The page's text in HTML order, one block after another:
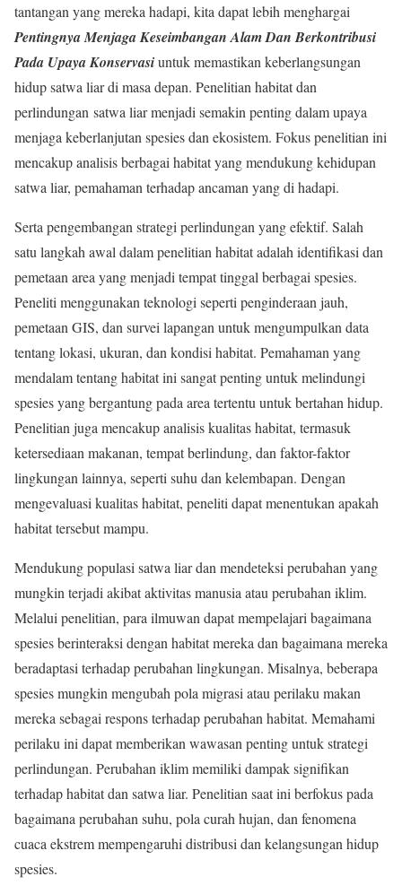
tantangan yang mereka hadapi, kita dapat lebih menghargai
Pentingnya Menjaga Keseimbangan Alam Dan Berkontribusi
Pada Upaya Konservasiuntuk memastikan keberlangsungan
hidup satwa liar di masa depan. Penelitian habitat dan
perlindungan satwa liar menjadi semakin penting dalam upaya
menjaga keberlanjutan spesies dan ekosistem. Fokus penelitian ini
mencakup analisis berbagai habitat yang mendukung kehidupan
satwa liar, pemahaman terhadap ancaman yang di hadapi.
Serta pengembangan strategi perlindungan yang efektif. Salah
satu langkah awal dalam penelitian habitat adalah identifikasi dan
pemetaan area yang menjadi tempat tinggal berbagai spesies.
Peneliti menggunakan teknologi seperti penginderaan jauh,
pemetaan GIS, dan survei lapangan untuk mengumpulkan data
tentang lokasi, ukuran, dan kondisi habitat. Pemahaman yang
mendalam tentang habitat ini sangat penting untuk melindungi
spesies yang bergantung pada area tertentu untuk bertahan hidup.
Penelitian juga mencakup analisis kualitas habitat, termasuk
ketersediaan makanan, tempat berlindung, dan faktor-faktor
lingkungan lainnya, seperti suhu dan kelembapan. Dengan
mengevaluasi kualitas habitat, peneliti dapat menentukan apakah
habitat tersebut mampu.
Mendukung populasi satwa liar dan mendeteksi perubahan yang
mungkin terjadi akibat aktivitas manusia atau perubahan iklim.
Melalui penelitian, para ilmuwan dapat mempelajari bagaimana
spesies berinteraksi dengan habitat mereka dan bagaimana mereka
beradaptasi terhadap perubahan lingkungan. Misalnya, beberapa
spesies mungkin mengubah pola migrasi atau perilaku makan
mereka sebagai respons terhadap perubahan habitat. Memahami
perilaku ini dapat memberikan wawasan penting untuk strategi
perlindungan. Perubahan iklim memiliki dampak signifikan
terhadap habitat dan satwa liar. Penelitian saat ini berfokus pada
bagaimana perubahan suhu, pola curah hujan, dan fenomena
cuaca ekstrem mempengaruhi distribusi dan kelangsungan hidup
spesies.